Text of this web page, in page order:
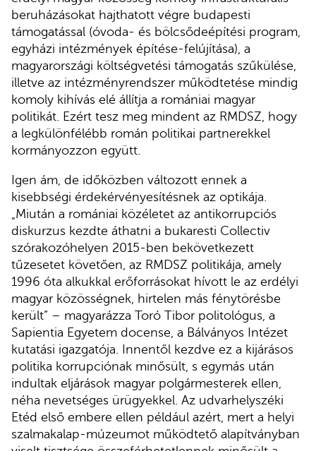
beruházásokat hajthatott végre budapesti
támogatással (óvoda- és bölcsődeépítési program,
egyházi intézmények építése-felújítása), a
magyarországi költségvetési támogatás szűkülése,
illetve az intézményrendszer működtetése mindig
komoly kihívás elé állítja a romániai magyar
politikát. Ezért tesz meg mindent az RMDSZ, hogy
a legkülönfélébb román politikai partnerekkel
kormányozzon együtt.
Igen ám, de időközben változott ennek a
kisebbségi érdekérvényesítésnek az optikája.
„Miután a romániai közéletet az antikorrupciós
diskurzus kezdte áthatni a bukaresti Collectiv
szórakozóhelyen 2015-ben bekövetkezett
tűzesetet követően, az RMDSZ politikája, amely
1996 óta alkukkal erőforrásokat hívott le az erdélyi
magyar közösségnek, hirtelen más fénytörésbe
került” – magyarázza Toró Tibor politológus, a
Sapientia Egyetem docense, a Bálványos Intézet
kutatási igazgatója. Innentől kezdve ez a kijárásos
politika korrupciónak minősült, s egymás után
indultak eljárások magyar polgármesterek ellen,
néha nevetséges ürügyekkel. Az udvarhelyszéki
Etéd első embere ellen például azért, mert a helyi
szalmakalap-múzeumot működtető alapítványban